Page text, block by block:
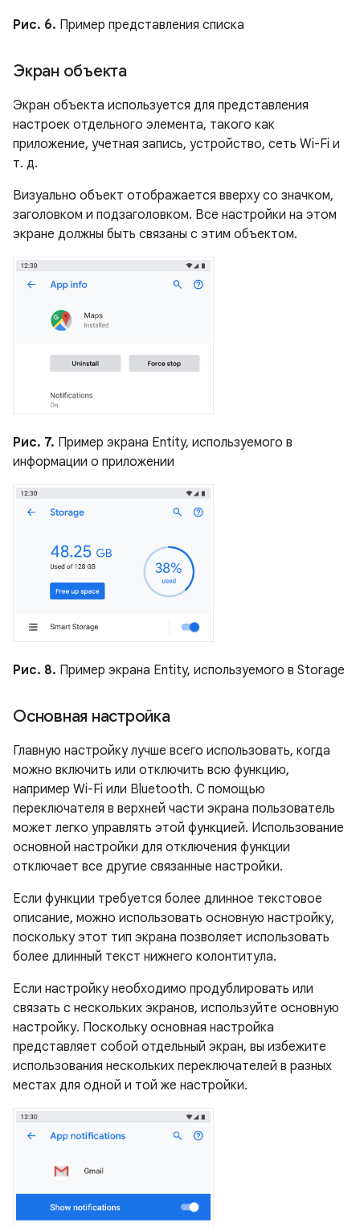
Рис. 6. Пример представления списка
Экран объекта
Экран объекта используется для представления
настроек отдельного элемента, такого как
приложение, учетная запись, устройство, сеть Wi-Fi и
т. д.
Визуально объект отображается вверху со значком,
заголовком и подзаголовком. Все настройки на этом
экране должны быть связаны с этим объектом.
Рис. 7. Пример экрана Entity, используемого в
информации о приложении
Рис. 8. Пример экрана Entity, используемого в Storage
Основная настройка
Главную настройку лучше всего использовать, когда
можно включить или отключить всю функцию,
например Wi-Fi или Bluetooth. С помощью
переключателя в верхней части экрана пользователь
может легко управлять этой функцией. Использование
основной настройки для отключения функции
отключает все другие связанные настройки.
Если функции требуется более длинное текстовое
описание, можно использовать основную настройку,
поскольку этот тип экрана позволяет использовать
более длинный текст нижнего колонтитула.
Если настройку необходимо продублировать или
связать с нескольких экранов, используйте основную
настройку. Поскольку основная настройка
представляет собой отдельный экран, вы избежите
использования нескольких переключателей в разных
местах для одной и той же настройки.